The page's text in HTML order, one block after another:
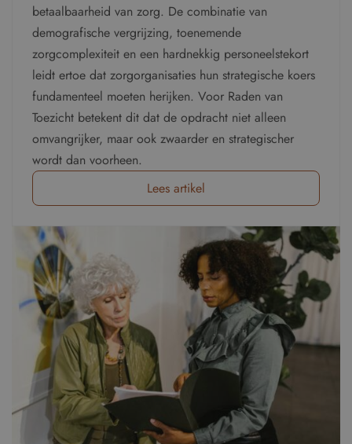
betaalbaarheid van zorg. De combinatie van
demografische vergrijzing, toenemende
zorgcomplexiteit en een hardnekkig personeelstekort
leidt ertoe dat zorgorganisaties hun strategische koers
fundamenteel moeten herijken. Voor Raden van
Toezicht betekent dit dat de opdracht niet alleen
omvangrijker, maar ook zwaarder en strategischer
wordt dan voorheen.
Lees artikel